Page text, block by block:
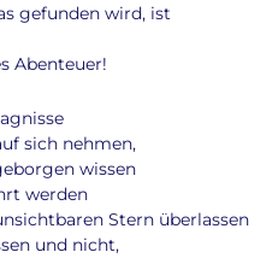
gefunden wird, ist
Abenteuer!
sich nehmen,
wissen
werden
Stern überlassen
und nicht,